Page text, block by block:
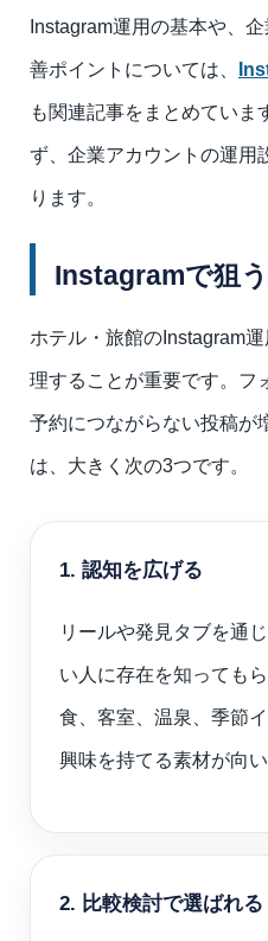
Instagram運用の基本や、
善ポイントについては、
も関連記事をまとめていま
ず、企業アカウントの運用
ります。
Instagramで狙
ホテル・旅館のInstagram
理することが重要です。フ
予約につながらない投稿が
は、大きく次の3つです。
1. 認知を広げる
リールや発見タブを通
い人に存在を知っても
食、客室、温泉、季節
興味を持てる素材が向い
2. 比較検討で選ばれる